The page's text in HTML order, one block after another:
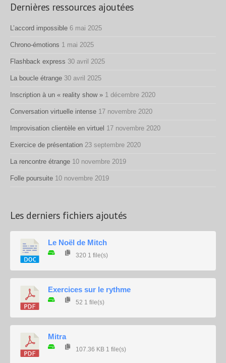
Dernières ressources ajoutées
L’accord impossible 6 mai 2025
Chrono-émotions 1 mai 2025
Flashback express 30 avril 2025
La boucle étrange 30 avril 2025
Inscription à un « reality show » 1 décembre 2020
Conversation virtuelle intense 17 novembre 2020
Improvisation clientèle en virtuel 17 novembre 2020
Exercice de présentation 23 septembre 2020
La rencontre étrange 10 novembre 2019
Folle poursuite 10 novembre 2019
Les derniers fichiers ajoutés
Le Noël de Mitch
320 1 file(s)
Exercices sur le rythme
52 1 file(s)
Mitra
107.36 KB 1 file(s)